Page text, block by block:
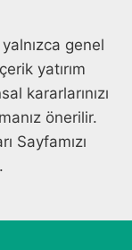
genel
yatırım
kararlarınızı
önerilir.
Sayfamızı